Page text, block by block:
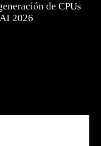
de CPUs
2026